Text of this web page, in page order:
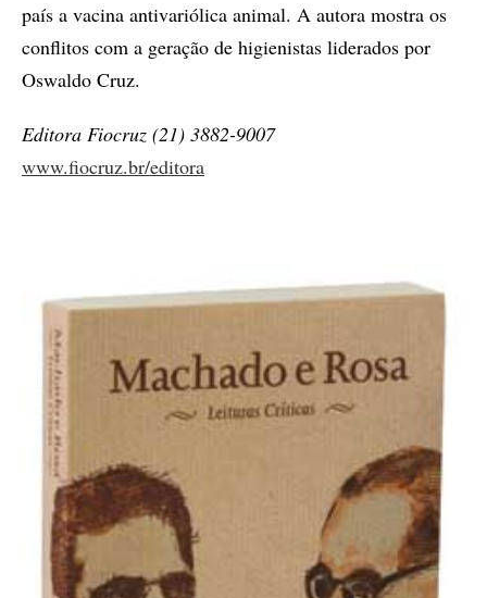
país a vacina antivariólica animal. A autora mostra os
conflitos com a geração de higienistas liderados por
Oswaldo Cruz.
Editora Fiocruz (21) 3882-9007
www.fiocruz.br/editora